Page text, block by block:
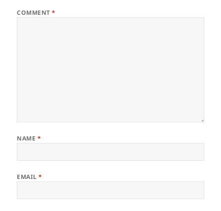
COMMENT*
NAME *
EMAIL*